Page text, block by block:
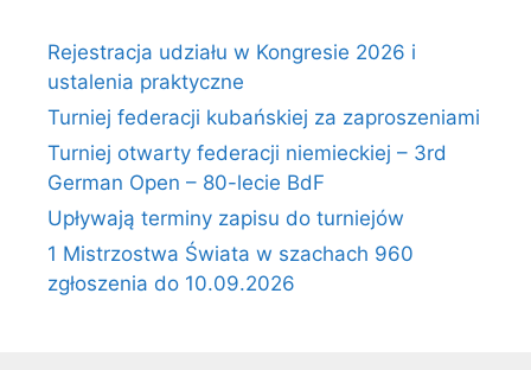
Rejestracja udziału w Kongresie 2026 i
ustalenia praktyczne
Turniej federacji kubańskiej za zaproszeniami
Turniej otwarty federacji niemieckiej – 3rd
German Open – 80-lecie BdF
Upływają terminy zapisu do turniejów
1 Mistrzostwa Świata w szachach 960
zgłoszenia do 10.09.2026